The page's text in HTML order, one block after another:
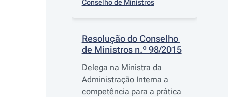
Conselho de Ministros
Resolução do Conselho
de Ministros n.º 98/2015
Delega na Ministra da
Administração Interna a
competência para a prática